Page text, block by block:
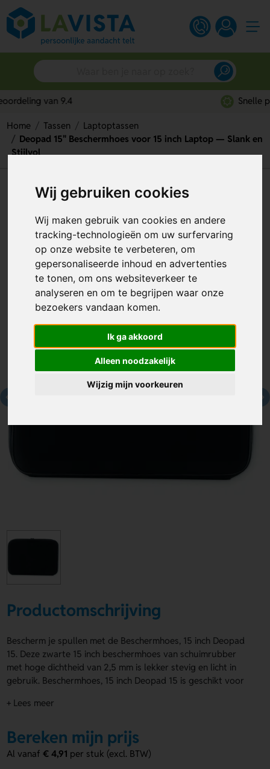
Wij gebruiken cookies
Wij maken gebruik van cookies en andere
tracking-technologieën om uw surfervaring
op onze website te verbeteren, om
gepersonaliseerde inhoud en advertenties
te tonen, om ons websiteverkeer te
analyseren en om te begrijpen waar onze
bezoekers vandaan komen.
Ik ga akkoord
Alleen noodzakelijk
Wijzig mijn voorkeuren
Home Tassen
Laptoptassen
Deopad 15" Beschermhoes voor 15 inch Laptop — Slank en
Stijlvol
Deopad 15" Beschermhoes voor
15 inch Laptop — Slank en
Stijlvol
Artikelnummer:136647
Productomschrijving
Bescherm je spullen met de Beschermhoes, 15 inch Deopad
15. Deze zwarte 15 inch beschermhoes van schuimrubber
met hoge dichtheid van 2,5 mm is lekker stevig en licht in
gebruik. Beschermhoes, 15 inch Deopad 15 is geschikt voor
Achterzijde. Zo maak je hem helemaal van jou. Bestel of
Voordelen van de Beschermhoes, 15
inch Deopad 15
+ Lees meer
Bereken mijn prijs
Al vanaf€ 4,91 per stuk (excl. BTW)